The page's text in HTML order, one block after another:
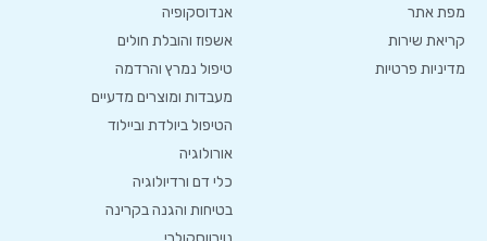
אנדוסקופיה
אשפוז והובלת חולים
טיפול נמרץ והרדמה
מעבדות ומוצרים מדעיים
הטיפול ביולדת וביילוד
אורולוגיה
כלי דם ורדיולוגיה
בטיחות והגנה בקרינה
מפת אתר
קריאת שירות
מדיניות פרטיות